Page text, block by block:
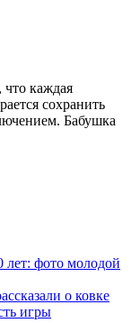
что каждая
сохранить
Бабушка
лет: фото молодой
о ковке
игры